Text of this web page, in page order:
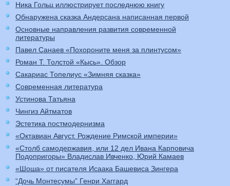
Ника Гольц иллюстрирует последнюю книгу
Обнаружена сказка Андерсана написанная первой
Основные направления развития современной
литературы
Павел Санаев «Похороните меня за плинтусом»
Роман Т. Толстой «Кысь». Обзор
Сакариас Топелиус «Зимняя сказка»
Современная литература
Устинова Татьяна
Чингиз Айтматов
Эстетика постмодернизма
«Октавиан Август. Рождение Римской империи»
«Столб самодержавия, или 12 дел Ивана Карповича
Подопригоры» Владислав Ивченко, Юрий Камаев
«Шоша» от писателя Исаака Башевиса Зингера
“Дочь Монтесумы” Генри Хаггард